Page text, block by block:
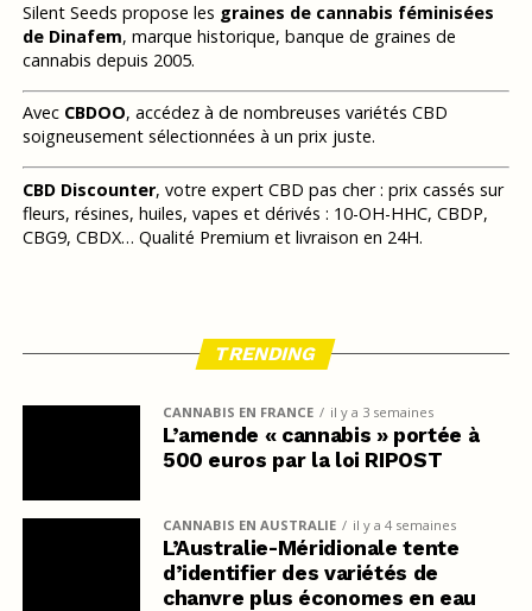
Silent Seeds propose les graines de cannabis féminisées
de Dinafem, marque historique, banque de graines de
cannabis depuis 2005.
Avec CBDOO, accédez à de nombreuses variétés CBD
soigneusement sélectionnées à un prix juste.
CBD Discounter, votre expert CBD pas cher : prix cassés sur
fleurs, résines, huiles, vapes et dérivés : 10-OH-HHC, CBDP,
CBG9, CBDX… Qualité Premium et livraison en 24H.
TRENDING
CANNABIS EN FRANCE il y a 3 semaines
L’amende « cannabis » portée à
500 euros par la loi RIPOST
CANNABIS EN AUSTRALIE il y a 4 semaines
L’Australie-Méridionale tente
d’identifier des variétés de
chanvre plus économes en eau